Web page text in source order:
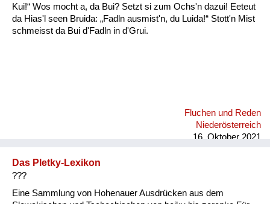
Kui!“ Wos mocht a, da Bui? Setzt si zum Ochs'n dazui! Eeteut
da Hias'l seen Bruida: „Fadln ausmist'n, du Luida!“ Stott'n Mist
schmeisst da Bui d'Fadln in d'Grui.
Fluchen und Reden
Niederösterreich
16. Oktober 2021
Das Pletky-Lexikon
???
Eine Sammlung von Hohenauer Ausdrücken aus dem